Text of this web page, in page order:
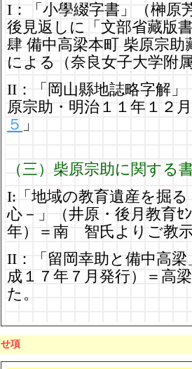
I：「小學綴字書」（榊原
後見返しに「文部省藏版
肆 備中高梁本町 柴原宗助
による（奈良女子大学附
II：「岡山縣地誌略字解
原宗助・明治１１年１２
５ 」
（三）柴原宗助に関する
I:「地域の教育遺産を掘
心－」（井原・後月教育ｾ
年）＝南 智氏よりご教
II：「留岡幸助と備中高
成１７年７月発行）＝高
た。
せ項